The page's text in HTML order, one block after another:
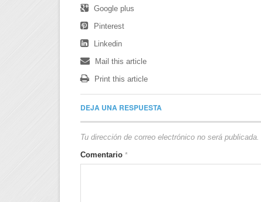
Google plus
Pinterest
Linkedin
Mail this article
Print this article
DEJA UNA RESPUESTA
Tu dirección de correo electrónico no será publicada.
Comentario *